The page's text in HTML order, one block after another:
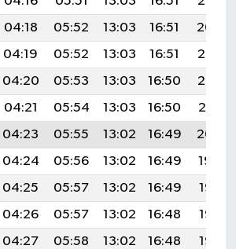
04:18 05:52 13:03 16:51
20:04
04:19 05:52 13:03 16:51
20:03
04:20 05:53 13:03 16:50
20:02
04:21 05:54 13:03 16:50
20:01
04:23 05:55 13:02 16:49
20:00
04:24 05:56 13:02 16:49
19:59
04:25 05:57 13:02 16:49
19:58
04:26 05:57 13:02 16:48
19:57
04:27 05:58 13:02 16:48
19:55